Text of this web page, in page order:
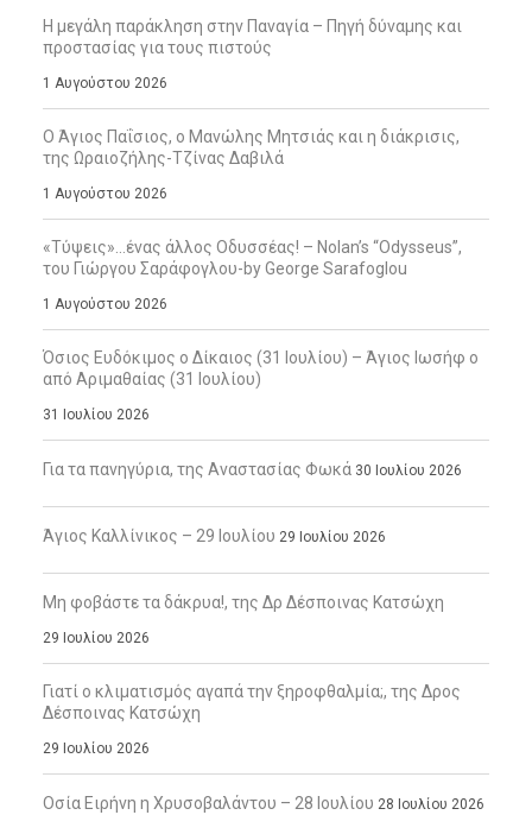
Η μεγάλη παράκληση στην Παναγία – Πηγή δύναμης και
προστασίας για τους πιστούς
1 Αυγούστου 2026
Ο Άγιος Παΐσιος, ο Μανώλης Μητσιάς και η διάκρισις,
της Ωραιοζήλης-Τζίνας Δαβιλά
1 Αυγούστου 2026
«Τύψεις»…ένας άλλος Οδυσσέας! – Nolan’s “Odysseus”,
του Γιώργου Σαράφογλου-by George Sarafoglou
1 Αυγούστου 2026
Όσιος Ευδόκιμος ο Δίκαιος (31 Ιουλίου) – Άγιος Ιωσήφ ο
από Αριμαθαίας (31 Ιουλίου)
31 Ιουλίου 2026
Για τα πανηγύρια, της Αναστασίας Φωκά 30 Ιουλίου 2026
Άγιος Καλλίνικος – 29 Ιουλίου 29 Ιουλίου 2026
Μη φοβάστε τα δάκρυα!, της Δρ Δέσποινας Κατσώχη
29 Ιουλίου 2026
Γιατί ο κλιματισμός αγαπά την ξηροφθαλμία;, της Δρος
Δέσποινας Κατσώχη
29 Ιουλίου 2026
Οσία Ειρήνη η Χρυσοβαλάντου – 28 Ιουλίου 28 Ιουλίου 2026